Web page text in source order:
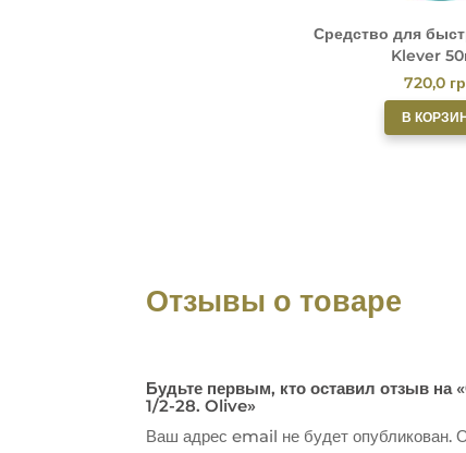
Средство для
Klever
720,0
В
Отзывы о товаре
Будьте первым, кто оставил отзыв
1/2-28. Olive»
Ваш адрес email не будет опубликован.